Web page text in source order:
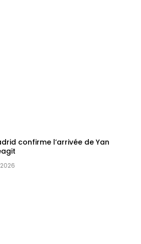
confirme l’arrivée de Yan